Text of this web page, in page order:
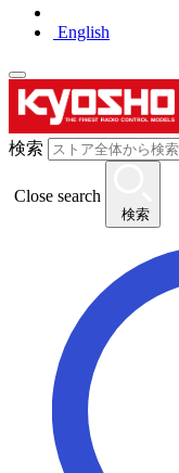
English
検索
Close search
検索